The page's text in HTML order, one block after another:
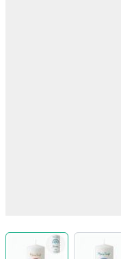
View larger image